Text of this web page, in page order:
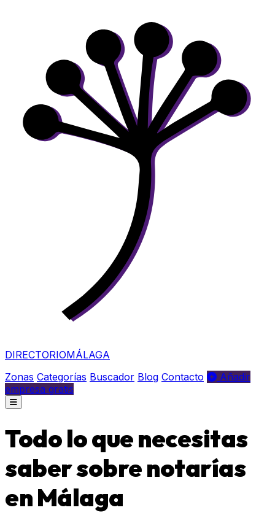
DIRECTORIOMÁLAGA
Zonas Categorías Buscador Blog Contacto
Añadir
empresa gratis
Todo lo que necesitas
saber sobre notarías
en Málaga